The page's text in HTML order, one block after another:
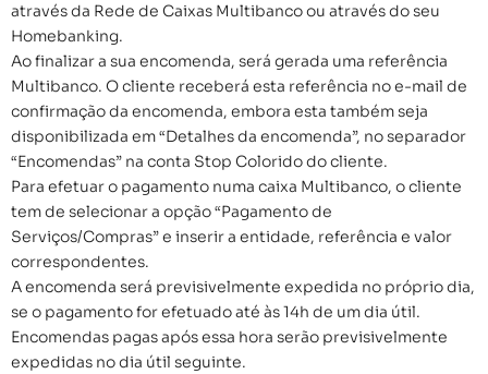
através da Rede de Caixas Multibanco ou através do seu
Homebanking.
Ao finalizar a sua encomenda, será gerada uma referência
Multibanco. O cliente receberá esta referência no e-mail de
confirmação da encomenda, embora esta também seja
disponibilizada em “Detalhes da encomenda”, no separador
“Encomendas” na conta Stop Colorido do cliente.
Para efetuar o pagamento numa caixa Multibanco, o cliente
tem de selecionar a opção “Pagamento de
Serviços/Compras” e inserir a entidade, referência e valor
correspondentes.
A encomenda será previsivelmente expedida no próprio dia,
se o pagamento for efetuado até às 14h de um dia útil.
Encomendas pagas após essa hora serão previsivelmente
expedidas no dia útil seguinte.